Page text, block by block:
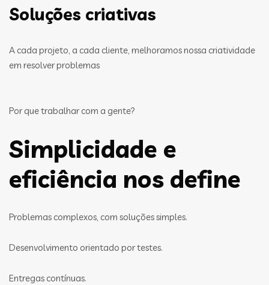
Soluções criativas
A cada projeto, a cada cliente, melhoramos nossa criatividade
em resolver problemas
Por que trabalhar com a gente?
Simplicidade e
eficiência nos define
Problemas complexos, com soluções simples.
Desenvolvimento orientado por testes.
Entregas contínuas.